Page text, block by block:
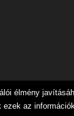
élmény
ezek az